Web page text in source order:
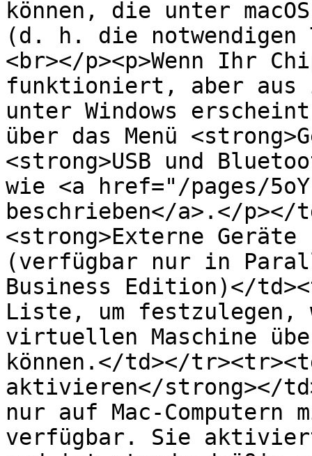
können, die unter
(d. h. die
<br></p><p>Wenn Ihr
funktioniert, aber aus
unter Windows
über das Menü
<strong>USB und
wie <a href="/pages/
beschrieben</a>.</
<strong>Externe
(verfügbar nur in
Business Edition)</
Liste, um festzulegen,
virtuellen Maschine
können.</td></
aktivieren</strong></
nur auf Mac-
verfügbar. Sie